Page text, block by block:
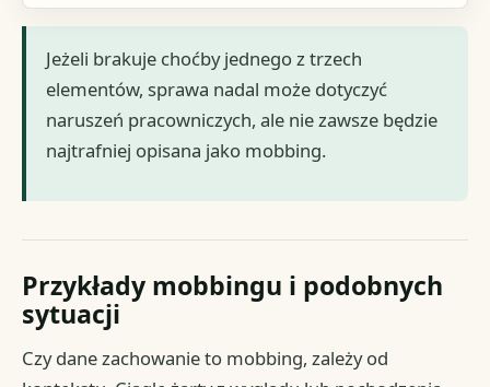
Jeżeli brakuje choćby jednego z trzech
elementów, sprawa nadal może dotyczyć
naruszeń pracowniczych, ale nie zawsze będzie
najtrafniej opisana jako mobbing.
Przykłady mobbingu i podobnych
sytuacji
Czy dane zachowanie to mobbing, zależy od